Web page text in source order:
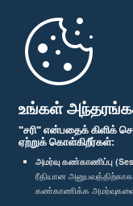
உங்கள்
"சரி" என்பதைக் கிளிக்
ஏற்றுக் கொள்கிறீர்கள்:
அமர்வு கண்காணிப்பு
ரீதியான
கண்காணிக்க
முதற்பக்கம்
பாராளுமன்ற கையடக்க செயலி
எம்மை பின்தொடர்க :